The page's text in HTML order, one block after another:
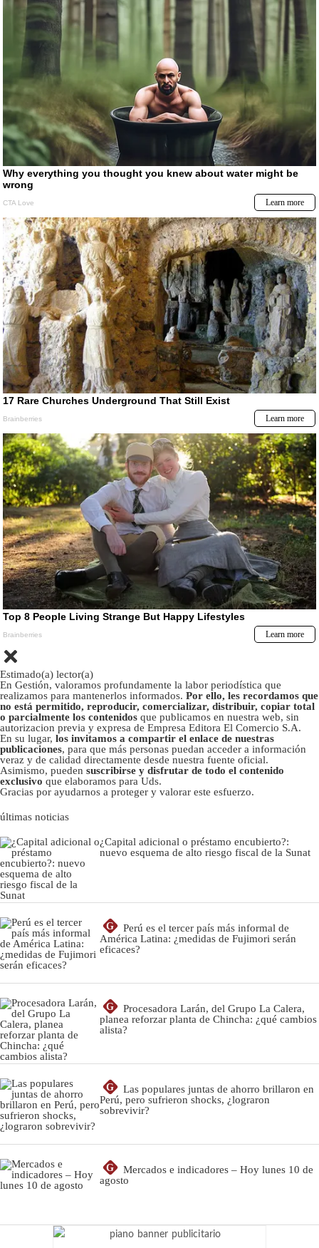
Estimado(a) lector(a)
En Gestión, valoramos profundamente la labor periodística que
realizamos para mantenerlos informados. Por ello, les recordamos que
no está permitido, reproducir, comercializar, distribuir, copiar total
o parcialmente los contenidos que publicamos en nuestra web, sin
autorizacion previa y expresa de Empresa Editora El Comercio S.A.
En su lugar, los invitamos a compartir el enlace de nuestras
publicaciones, para que más personas puedan acceder a información
veraz y de calidad directamente desde nuestra fuente oficial.
Asimismo, pueden suscribirse y disfrutar de todo el contenido
exclusivo que elaboramos para Uds.
Gracias por ayudarnos a proteger y valorar este esfuerzo.
últimas noticias
¿Capital adicional o préstamo encubierto?:
nuevo esquema de alto riesgo fiscal de la Sunat
G
Perú es el tercer país más informal de
América Latina: ¿medidas de Fujimori serán
eficaces?
G
Procesadora Larán, del Grupo La Calera,
planea reforzar planta de Chincha: ¿qué cambios
alista?
G
Las populares juntas de ahorro brillaron en
Perú, pero sufrieron shocks, ¿lograron
sobrevivir?
G
Mercados e indicadores – Hoy lunes 10 de
agosto